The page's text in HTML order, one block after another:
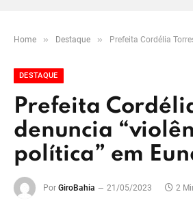
Home » Destaque » Prefeita Cordélia Torres
DESTAQUE
Prefeita
denuncia
política” em
Por GiroBahia 21/05/2023 2